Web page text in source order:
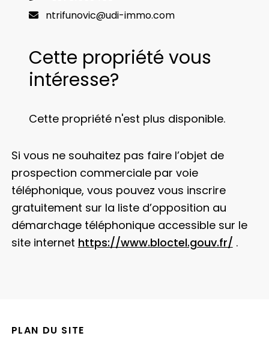
ntrifunovic@udi-immo.com
Cette propriété vous
intéresse?
Cette propriété n'est plus disponible.
Si vous ne souhaitez pas faire l’objet de
prospection commerciale par voie
téléphonique, vous pouvez vous inscrire
gratuitement sur la liste d’opposition au
démarchage téléphonique accessible sur le
site internet https://www.bloctel.gouv.fr/ .
PLAN DU SITE